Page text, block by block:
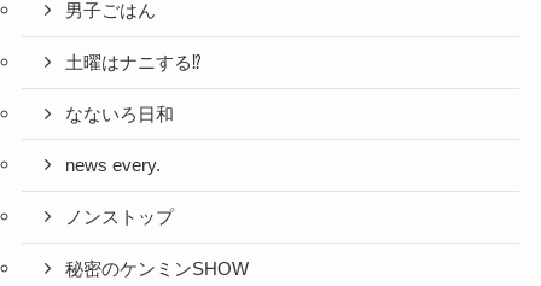
男子ごはん
土曜はナニする⁉
なないろ日和
news every.
ノンストップ
秘密のケンミンSHOW